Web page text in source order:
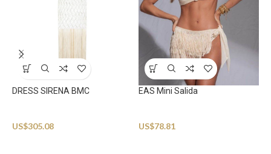
DRESS SIRENA BMC
US$305.08
EAS Mini Salida
US$78.81